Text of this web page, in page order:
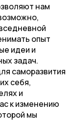
нам
опыт
идеи и
задач.
саморазвития
себя,
и
к изменению
мы